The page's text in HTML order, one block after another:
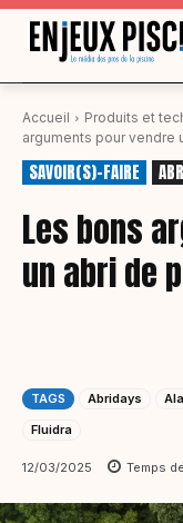
Accueil Produits et
arguments pour vendre
SAVOIR(S)-FAIRE
Les bons
un abri de
TAGS Abridays
Fluidra
12/03/2025 Temps